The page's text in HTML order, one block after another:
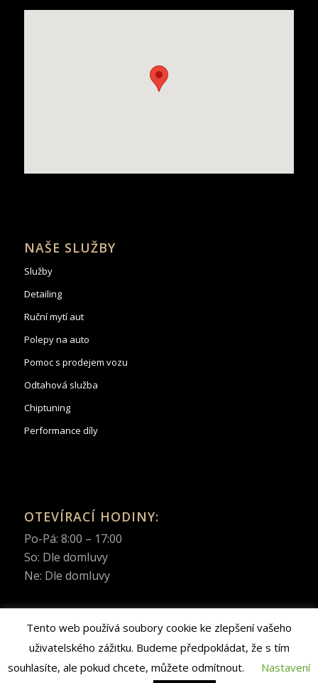
NAŠE SLUŽBY
Služby
Detailing
Ruční mytí aut
Polepy na auto
Pomoc s prodejem vozu
Odtahová služba
Chiptuning
Performance díly
OTEVÍRACÍ HODINY:
Po-Pá: 8:00 – 17:00
So: Dle domluvy
Ne: Dle domluvy
© Copyright 2022 | Autocentrum Pařížská s.r.o. | Web created by
Tento web používá soubory cookie ke zlepšení vašeho
uživatelského zážitku. Budeme předpokládat, že s tím
souhlasíte, ale pokud chcete, můžete odmítnout.
Nastavení